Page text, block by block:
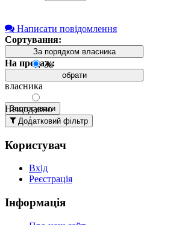
Написати повідомлення
Сортування:
За порядком власника
За
власника
Нещодавно
додані
вгорі
Давно
додані
За
назвою А-
Я
На продаж:
обрати
Застосувати
Додатковий фільтр
Користувач
Вхід
Реєстрація
Інформація